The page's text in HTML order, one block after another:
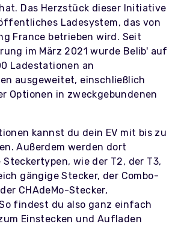
Das Herzstück dieser Initiative
Ladesystem, das von
France betrieben wird. Seit
im März 2021 wurde Belib' auf
Ladestationen an
ausgeweitet, einschließlich
Optionen in zweckgebundenen
kannst du dein EV mit bis zu
Außerdem werden dort
wie der T2, der T3,
gängige Stecker, der Combo-
CHAdeMo-Stecker,
findest du also ganz einfach
Einstecken und Aufladen